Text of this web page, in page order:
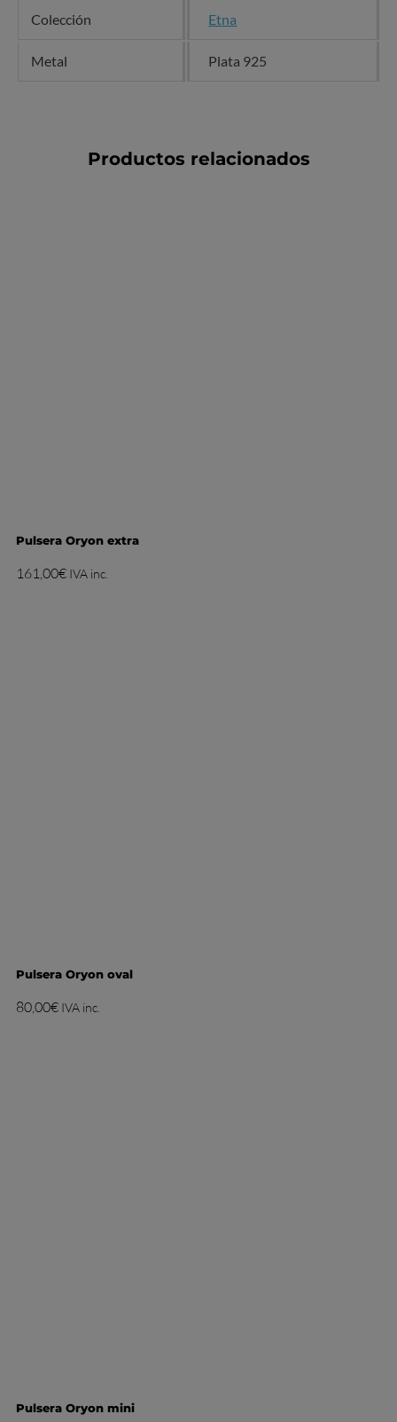
Colección Etna
Metal Plata 925
Productos relacionados
Pulsera Oryon extra
161,00€ IVA inc.
Pulsera Oryon oval
80,00€ IVA inc.
Pulsera Oryon mini